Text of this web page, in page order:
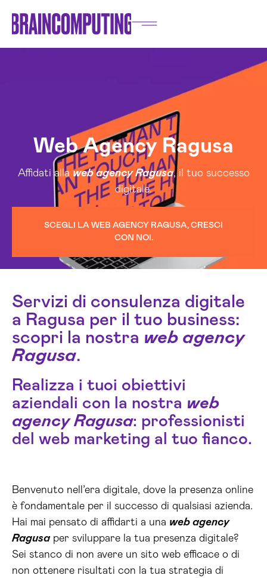
Web Agency Ragusa
Affidati alla web agency Ragusa, il tuo successo
digitale.
SCEGLI LA WEB AGENCY RAGUSA, CRESCI
CON NOI.
Servizi di consulenza digitale
a Ragusa per il tuo business:
scopri la nostra web agency
Ragusa.
Realizza i tuoi obiettivi
aziendali con la nostra web
agency Ragusa: professionisti
del web marketing al tuo fianco.
Benvenuto nell’era digitale, dove la presenza online
è fondamentale per il successo di qualsiasi azienda.
Hai mai pensato di affidarti a una web agency
Ragusaper sviluppare la tua presenza digitale?
Sei stanco di non avere un sito web efficace o di
non ottenere risultati con la tua strategia di